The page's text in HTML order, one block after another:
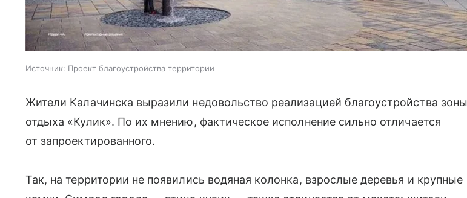
Источник: Проект благоустройства территории
Жители Калачинска выразили недовольство реализацией благоустройства зоны
отдыха «Кулик». По их мнению, фактическое исполнение сильно отличается
от запроектированного.
Так, на территории не появились водяная колонка, взрослые деревья и крупные